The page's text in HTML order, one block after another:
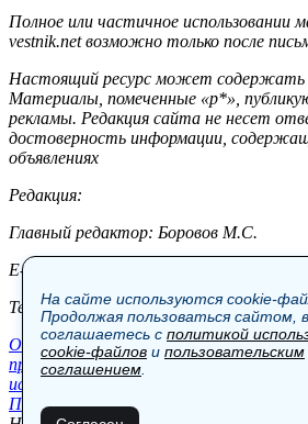
Полное или частичное использовании
vestnik.net возможно только после
Настоящий ресурс может
Материалы, помеченные «р*»,
рекламы. Редакция сайта не несет
достоверность информации,
объявлениях
Редакция:
Главный редактор: Боровов М.С.
E-mail: site@vestnik.net,
Тел.: +7 (921) 720-00-97
Общество Экономика Контакты В
проекте Шоу-бизнес Политика Пресс-
использования cookie-файлов
Пользовательское соглашение
На сайте используются cookie-
Продолжая пользоваться сайтом,
соглашаетесь с политикой
cookie-файлов и пользовательским
соглашением